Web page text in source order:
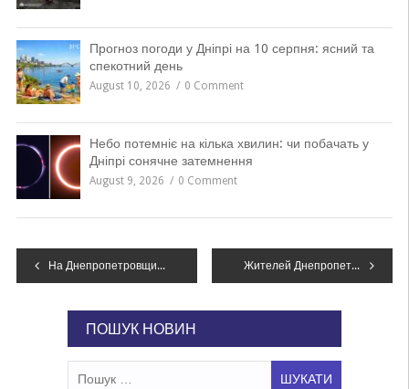
Прогноз погоди у Дніпрі на 10 серпня: ясний та
спекотний день
August 10, 2026 0 Comment
Небо потемніє на кілька хвилин: чи побачать у
Дніпрі сонячне затемнення
August 9, 2026 0 Comment
Навігація
На Днепропетровщине задержали водителя, который скрылся с места ДТП Жителей Днепропетровщины приглашают присоединиться ко всеукраинскому диктанту
ПОШУК НОВИН